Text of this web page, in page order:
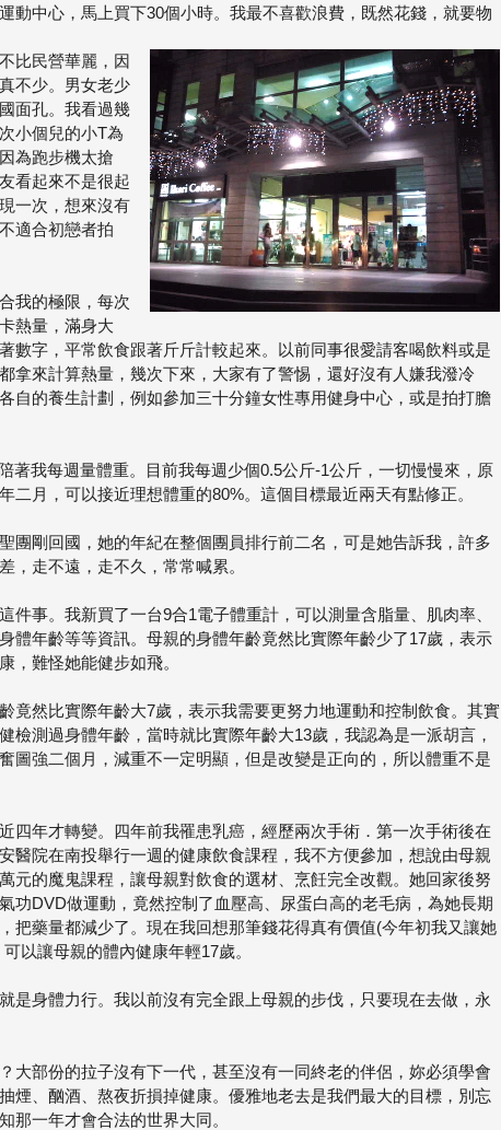
動中心，馬上買下30個小時。我最不喜歡浪費，既然花錢，就要物
比民營華麗，因
不少。男女老少
面孔。我看過幾
小個兒的小T為
為跑步機太搶
看起來不是很起
一次，想來沒有
適合初戀者拍
我的極限，每次
熱量，滿身大
數字，平常飲食跟著斤斤計較起來。以前同事很愛請客喝飲料或是
拿來計算熱量，幾次下來，大家有了警惕，還好沒有人嫌我潑冷
自的養生計劃，例如參加三十分鐘女性專用健身中心，或是拍打膽
著我每週量體重。目前我每週少個0.5公斤-1公斤，一切慢慢來，原
二月，可以接近理想體重的80%。這個目標最近兩天有點修正。
團剛回國，她的年紀在整個團員排行前二名，可是她告訴我，許多
，走不遠，走不久，常常喊累。
件事。我新買了一台9合1電子體重計，可以測量含脂量、肌肉率、
體年齡等等資訊。母親的身體年齡竟然比實際年齡少了17歲，表示
，難怪她能健步如飛。
竟然比實際年齡大7歲，表示我需要更努力地運動和控制飲食。其實
檢測過身體年齡，當時就比實際年齡大13歲，我認為是一派胡言，
圖強二個月，減重不一定明顯，但是改變是正向的，所以體重不是
四年才轉變。四年前我罹患乳癌，經歷兩次手術．第一次手術後在
醫院在南投舉行一週的健康飲食課程，我不方便參加，想說由母親
元的魔鬼課程，讓母親對飲食的選材、烹飪完全改觀。她回家後努
功DVD做運動，竟然控制了血壓高、尿蛋白高的老毛病，為她長期
把藥量都減少了。現在我回想那筆錢花得真有價值(今年初我又讓她
以讓母親的體內健康年輕17歲。
是身體力行。我以前沒有完全跟上母親的步伐，只要現在去做，永
大部份的拉子沒有下一代，甚至沒有一同終老的伴侶，妳必須學會
煙、酗酒、熬夜折損掉健康。優雅地老去是我們最大的目標，別忘
那一年才會合法的世界大同。